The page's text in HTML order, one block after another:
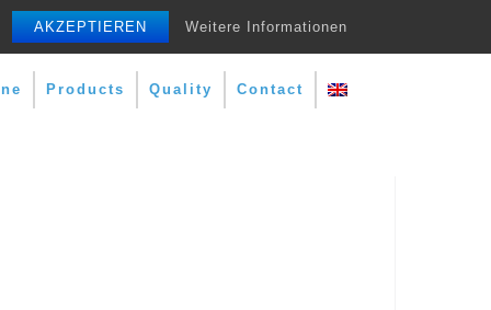
AKZEPTIEREN Weitere Informationen
Products Quality Contact